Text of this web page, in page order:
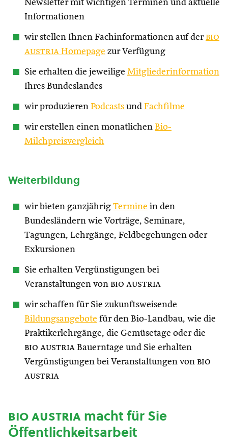
Newsletter mit wichtigen Terminen und aktuelle
Informationen
wir stellen Ihnen Fachinformationen auf der bio
austria Homepage zur Verfügung
Sie erhalten die jeweilige Mitgliederinformation
Ihres Bundeslandes
wir produzieren Podcasts und Fachfilme
wir erstellen einen monatlichen Bio-
Milchpreisvergleich
Weiterbildung
wir bieten ganzjährig Termine in den
Bundesländern wie Vorträge, Seminare,
Tagungen, Lehrgänge, Feldbegehungen oder
Exkursionen
Sie erhalten Vergünstigungen bei
Veranstaltungen von bio austria
wir schaffen für Sie zukunftsweisende
Bildungsangebote für den Bio-Landbau, wie die
Praktikerlehrgänge, die Gemüsetage oder die
bio austria Bauerntage und Sie erhalten
Vergünstigungen bei Veranstaltungen von bio
austria
bio austriamacht für Sie
Öffentlichkeitsarbeit